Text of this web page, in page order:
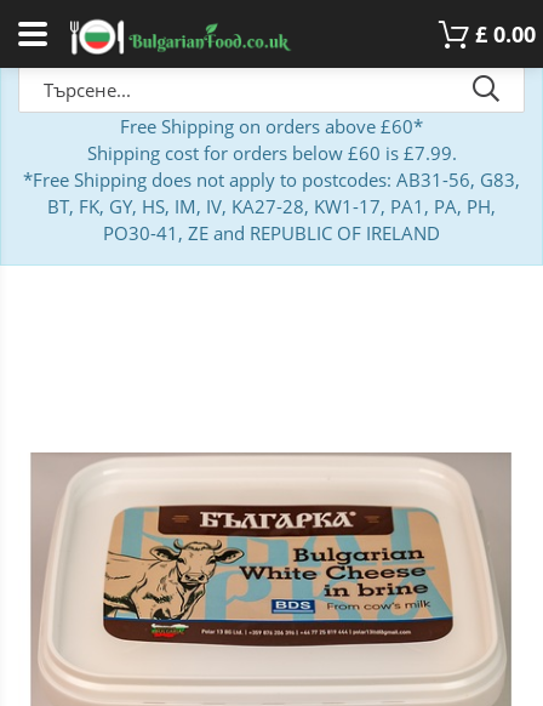
£ 0.00
Free Shipping on orders above £60*
Shipping cost for orders below £60 is £7.99.
*Free Shipping does not apply to postcodes: AB31-56, G83,
BT, FK, GY, HS, IM, IV, KA27-28, KW1-17, PA1, PA, PH,
PO30-41, ZE and REPUBLIC OF IRELAND